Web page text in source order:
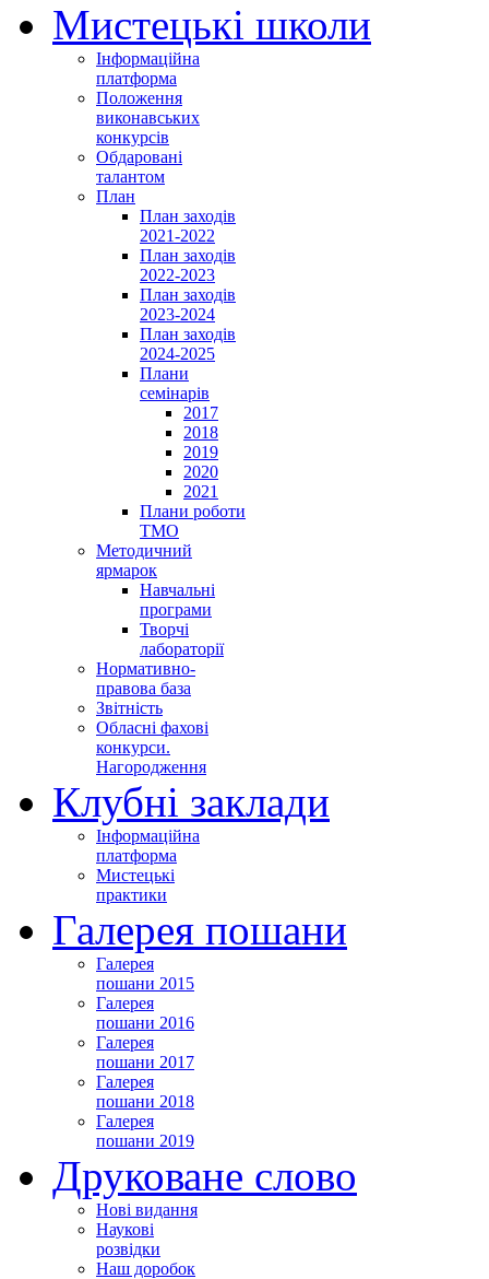
Мистецькі школи
Інформаційна
платформа
Положення
виконавських
конкурсів
Обдаровані
талантом
План
План заходів
2021-2022
План заходів
2022-2023
План заходів
2023-2024
План заходів
2024-2025
Плани
семінарів
2017
2018
2019
2020
2021
Плани роботи
ТМО
Методичний
ярмарок
Навчальні
програми
Творчі
лабораторії
Нормативно-
правова база
Звітність
Обласні фахові
конкурси.
Нагородження
Клубні заклади
Інформаційна
платформа
Мистецькі
практики
Галерея пошани
Галерея
пошани 2015
Галерея
пошани 2016
Галерея
пошани 2017
Галерея
пошани 2018
Галерея
пошани 2019
Друковане слово
Нові видання
Наукові
розвідки
Наш доробок